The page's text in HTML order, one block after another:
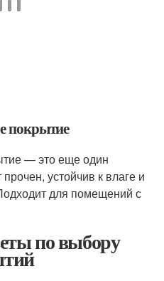
покрытие
— это еще один
устойчив к влаге и
для помещений с
по выбору